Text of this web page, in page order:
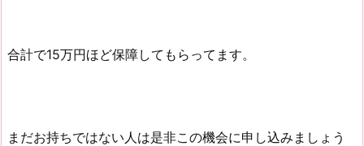
合計で15万円ほど保障してもらってます。
まだお持ちではない人は是非この機会に申し込みましょう